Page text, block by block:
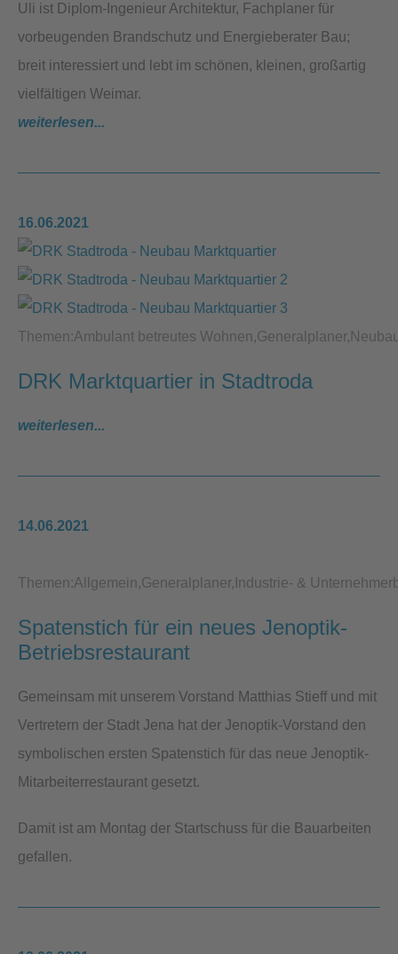
Uli ist Diplom-Ingenieur Architektur, Fachplaner für
vorbeugenden Brandschutz und Energieberater Bau;
breit interessiert und lebt im schönen, kleinen, großartig
vielfältigen Weimar.
weiterlesen...
16.06.2021
Themen:Ambulant betreutes Wohnen Generalplaner
DRK Marktquartier in Stadtroda
weiterlesen...
14.06.2021
Themen:Allgemein Generalplaner Industrie- &
Spatenstich für ein neues Jenoptik-
Betriebsrestaurant
Gemeinsam mit unserem Vorstand Matthias Stieff und mit
Vertretern der Stadt Jena hat der Jenoptik-Vorstand den
symbolischen ersten Spatenstich für das neue Jenoptik-
Mitarbeiterrestaurant gesetzt.
Damit ist am Montag der Startschuss für die Bauarbeiten
gefallen.